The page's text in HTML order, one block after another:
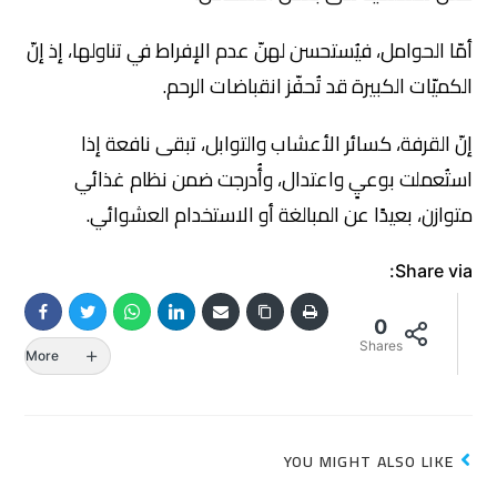
أمّا الحوامل، فيُستحسن لهنّ عدم الإفراط في تناولها، إذ إنّ
الكميّات الكبيرة قد تُحفّز انقباضات الرحم.
إنّ القرفة، كسائر الأعشاب والتوابل، تبقى نافعة إذا
استُعملت بوعيٍ واعتدال، وأُدرجت ضمن نظام غذائي
متوازن، بعيدًا عن المبالغة أو الاستخدام العشوائي.
Share via:
0
Shares
More
YOU MIGHT ALSO LIKE